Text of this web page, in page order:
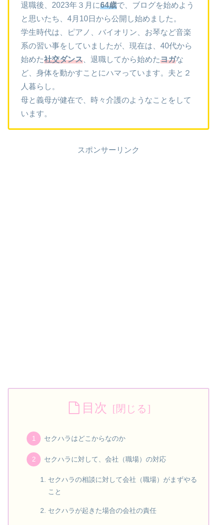
退職後、2023年３月に64歳で、ブログを始めよう
と思いたち、4月10日から公開し始めました。
学生時代は、ピアノ、バイオリン、お琴など音楽
系の習い事をしていましたが、現在は、40代から
始めた社交ダンス 、退職してから始めたヨガな
ど、身体を動かすことにハマっています。夫と２
人暮らし。
母と義母が健在で、時々介護のようなことをして
います。
スポンサーリンク
目次
セクハラはどこからなのか
セクハラに対して、会社（職場）の対応
セクハラの相談に対して会社（職場）がまずやる
こと
セクハラが起きた場合の会社の責任